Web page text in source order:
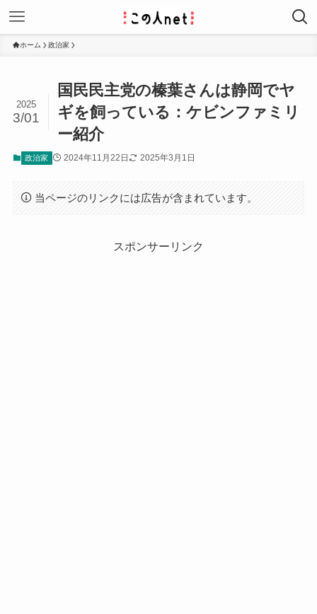
ホーム 政治家
国民民主党の榛葉さんは静岡でヤ
ギを飼っている：ケビンファミリ
ー紹介
2025
3/01
政治家 2024年11月22日 2025年3月1日
当ページのリンクには広告が含まれています。
スポンサーリンク